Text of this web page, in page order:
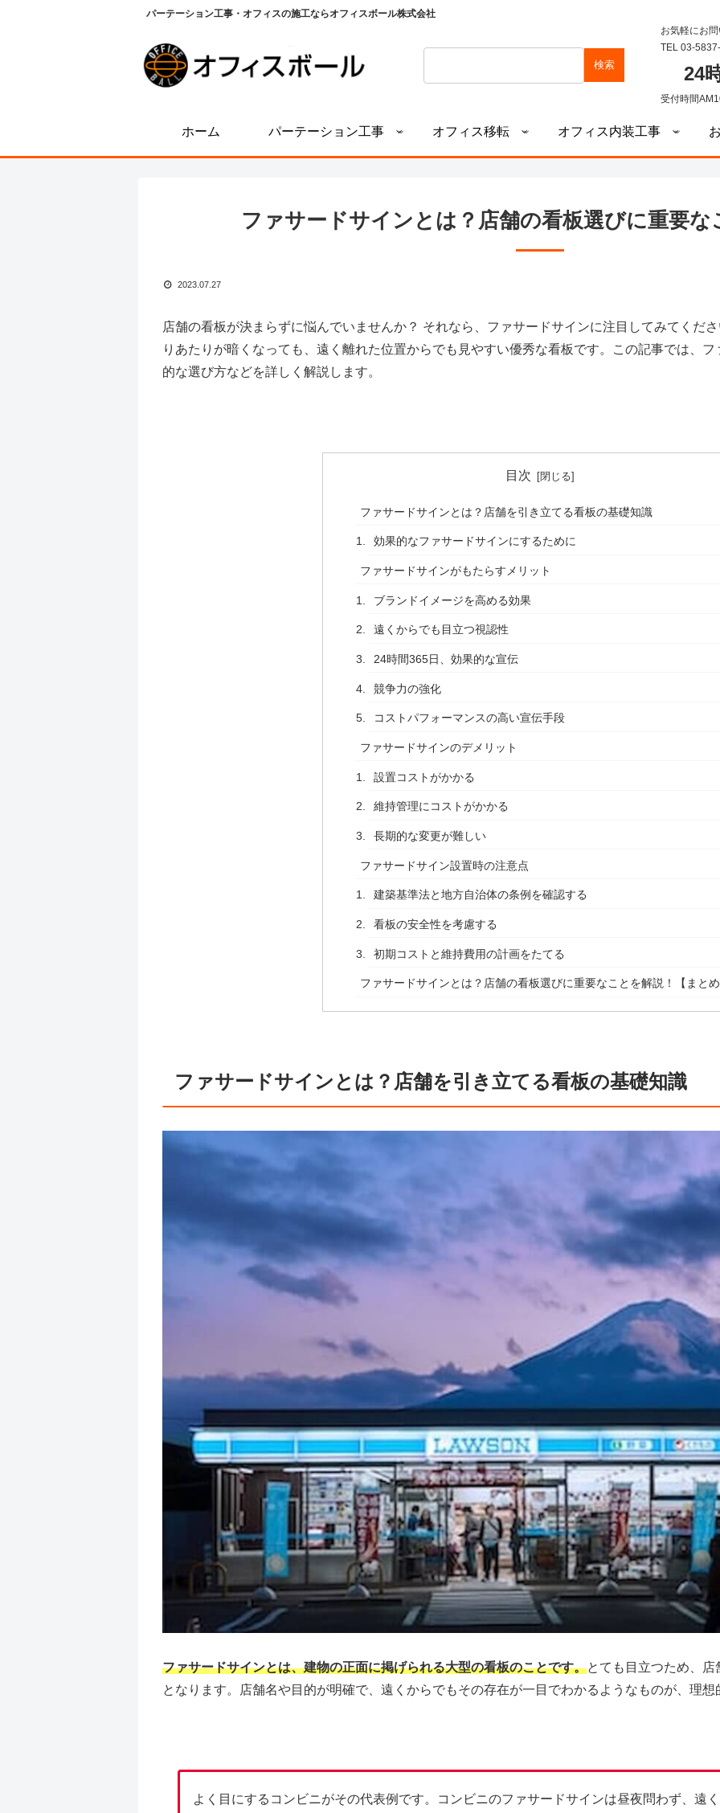
パーテーション工事・オフィスの施工ならオフィスボール株式会社
検索
お気軽にお
TEL 03-
24
受付時間
ホーム パーテーション工事 オフィス移転 オフィス内装工事
ファサードサインとは？店舗の看板選びに重要な
2023.07.27
店舗の看板が決まらずに悩んでいませんか？ それなら、ファサードサインに注目してみてくだ
りあたりが暗くなっても、遠く離れた位置からでも見やすい優秀な看板です。この記事では、
的な選び方などを詳しく解説します。
目次
ファサードサインとは？店舗を引き立てる看板の基礎知識
効果的なファサードサインにするために
ファサードサインがもたらすメリット
ブランドイメージを高める効果
遠くからでも目立つ視認性
24時間365日、効果的な宣伝
競争力の強化
コストパフォーマンスの高い宣伝手段
ファサードサインのデメリット
設置コストがかかる
維持管理にコストがかかる
長期的な変更が難しい
ファサードサイン設置時の注意点
建築基準法と地方自治体の条例を確認する
看板の安全性を考慮する
初期コストと維持費用の計画をたてる
ファサードサインとは？店舗の看板選びに重要なことを解説！【まと
ファサードサインとは？店舗を引き立てる看板の基礎知識
ファサードサインとは、建物の正面に掲げられる大型の看板のことです。とても目立つため、
となります。店舗名や目的が明確で、遠くからでもその存在が一目でわかるようなものが、理
よく目にするコンビニがその代表例です。コンビニのファサードサインは昼夜問わず、遠